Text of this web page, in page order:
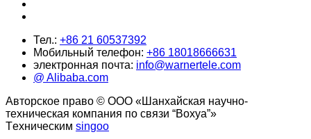
Тел.: +86 21 60537392
Мобильный телефон: +86 18018666631
электронная почта: info@warnertele.com
@ Alibaba.com
Авторское право © ООО «Шанхайская научно-
техническая компания по связи “Вохуа”»
Tехническим singoo